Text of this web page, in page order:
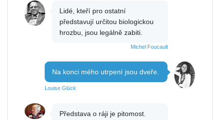
Lidé, kteří pro ostatní
představují určitou biologickou
hrozbu, jsou legálně zabiti.
Michel Foucault
Na konci mého utrpení jsou dveře.
Louise Glück
Představa o ráji je pitomost.